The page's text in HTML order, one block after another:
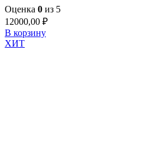
Оценка 0 из 5
12000,00 ₽
В корзину
ХИТ